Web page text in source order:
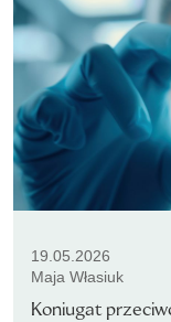
19.05.2026
Maja Własiuk
Koniugat